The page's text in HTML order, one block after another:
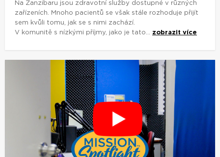
Na Zanzibaru jsou zdravotní služby dostupné v různých
zařízeních. Mnoho pacientů se však stále rozhoduje přijít
sem kvůli tomu, jak se s nimi zachází.
V komunitě s nízkými příjmy, jako je tato... zobrazit více